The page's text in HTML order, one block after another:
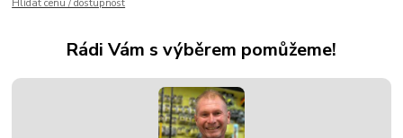
Hlídat cenu / dostupnost
Rádi Vám s výběrem pomůžeme!